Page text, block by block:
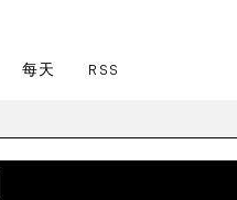
每天 RSS